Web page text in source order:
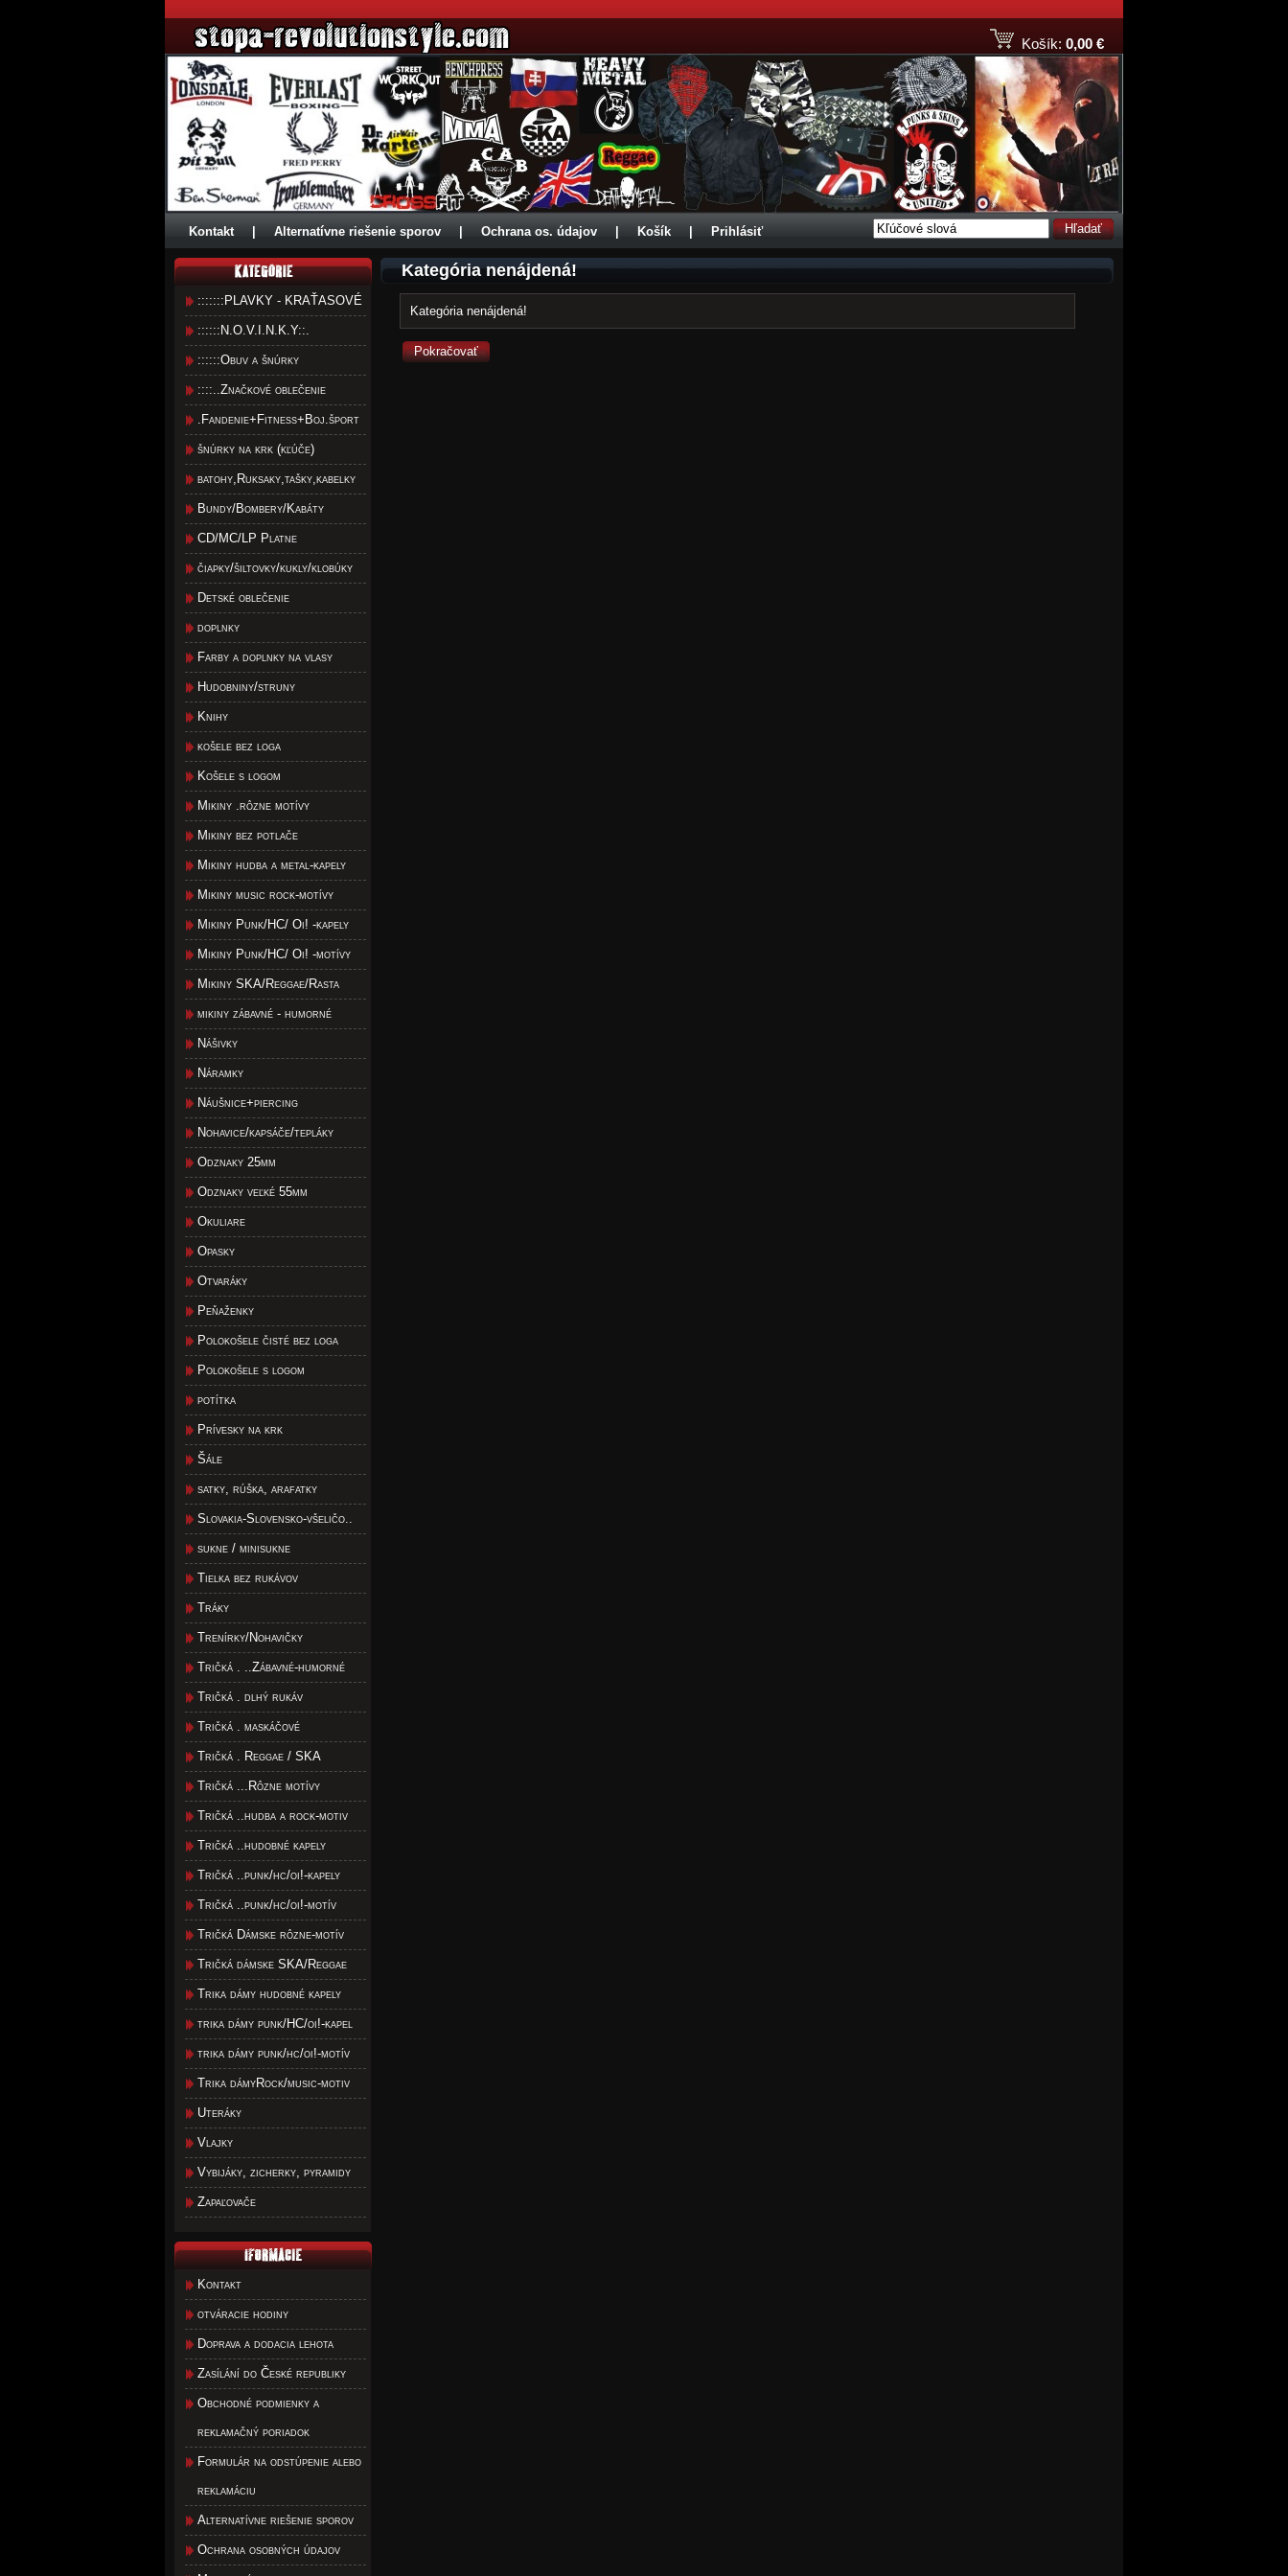
Košík: 0,00 €
Kontakt Alternatívne riešenie sporov Ochrana os. údajov Košík Prihlásiť Hľadať
:::::::PLAVKY - KRAŤASOVÉ
::::::N.O.V.I.N.K.Y::.
::::::Obuv a šnúrky
::::..Značkové oblečenie
.Fandenie+Fitness+Boj.šport
šnúrky na krk (kľúče)
batohy,Ruksaky,tašky,kabelky
Bundy/Bombery/Kabáty
CD/MC/LP Platne
čiapky/šiltovky/kukly/klobúky
Detské oblečenie
doplnky
Farby a doplnky na vlasy
Hudobniny/struny
Knihy
košele bez loga
Košele s logom
Mikiny .rôzne motívy
Mikiny bez potlače
Mikiny hudba a metal-kapely
Mikiny music rock-motívy
Mikiny Punk/HC/ Oi! -kapely
Mikiny Punk/HC/ Oi! -motívy
Mikiny SKA/Reggae/Rasta
mikiny zábavné - humorné
Nášivky
Náramky
Náušnice+piercing
Nohavice/kapsáče/tepláky
Odznaky 25mm
Odznaky veľké 55mm
Okuliare
Opasky
Otvaráky
Peňaženky
Polokošele čisté bez loga
Polokošele s logom
potítka
Prívesky na krk
Šále
satky, rúška, arafatky
Slovakia-Slovensko-všeličo..
sukne / minisukne
Tielka bez rukávov
Tráky
Trenírky/Nohavičky
Tričká . ..Zábavné-humorné
Tričká . dlhý rukáv
Tričká . maskáčové
Tričká . Reggae / SKA
Tričká ...Rôzne motívy
Tričká ..hudba a rock-motiv
Tričká ..hudobné kapely
Tričká ..punk/hc/oi!-kapely
Tričká ..punk/hc/oi!-motív
Tričká Dámske rôzne-motív
Tričká dámske SKA/Reggae
Trika dámy hudobné kapely
trika dámy punk/HC/oi!-kapel
trika dámy punk/hc/oi!-motív
Trika dámyRock/music-motiv
Uteráky
Vlajky
Vybijáky, zicherky, pyramidy
Zapaľovače
Kontakt
otváracie hodiny
Doprava a dodacia lehota
Zasílání do České republiky
Obchodné podmienky a
reklamačný poriadok
Formulár na odstúpenie alebo
reklamáciu
Alternatívne riešenie sporov
Ochrana osobných údajov
Kategória nenájdená!
Kategória nenájdená!
Pokračovať